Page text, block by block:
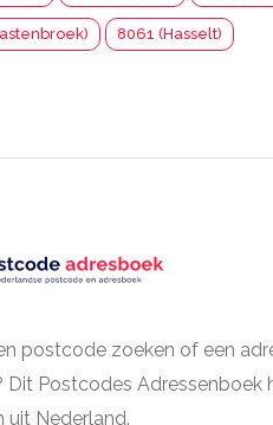
8061 (Hasselt)
postcode zoeken of een
Dit Postcodes
uit Nederland.